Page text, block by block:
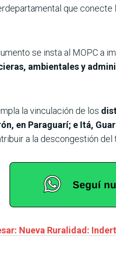
que conecte
se insta al MOPC a
ambientales y
la vinculación de los
en Paraguarí; e Itá,
a la descongestión del
Nueva Ruralidad: